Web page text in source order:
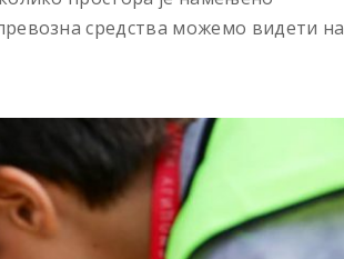
средства можемо видети на